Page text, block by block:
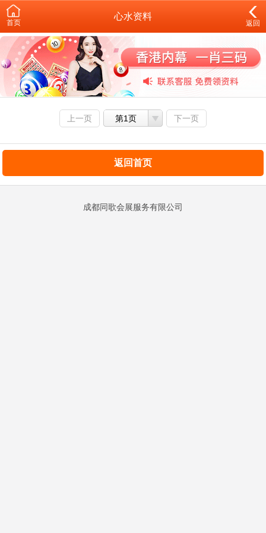
首页
心水资料
返回
上一页 第1页 下一页
返回首页
成都同歌会展服务有限公司